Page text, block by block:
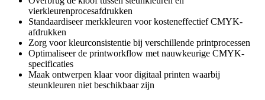
vierkleurenprocesafdrukken
Standaardiseer merkkleuren voor kosteneffectief CMYK-
afdrukken
Zorg voor kleurconsistentie bij verschillende printprocessen
Optimaliseer de printworkflow met nauwkeurige CMYK-
specificaties
Maak ontwerpen klaar voor digitaal printen waarbij
steunkleuren niet beschikbaar zijn